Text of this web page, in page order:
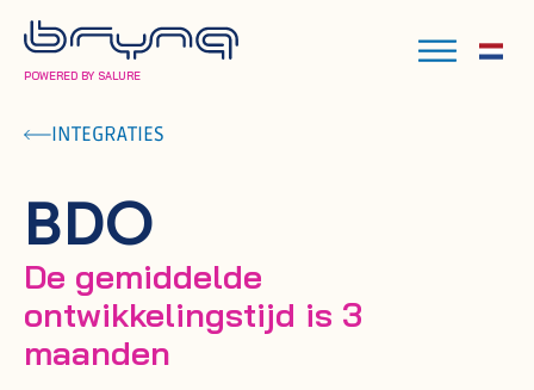
POWERED BY SALURE
INTEGRATIES
BDO
De gemiddelde
ontwikkelingstijd is 3
maanden